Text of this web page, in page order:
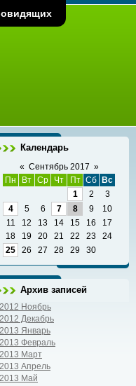
Календарь
« Сентябрь 2017 »
Пн
Вт Ср Чт Пт Сб
Вс
1
2
3
4
5 6 7 8 9
10
11
12 13 14 15 16
17
18
19 20 21 22 23
24
25
26 27 28 29 30
Архив записей
2012 Ноябрь
2012 Декабрь
2013 Январь
2013 Февраль
2013 Март
2013 Апрель
2013 Май